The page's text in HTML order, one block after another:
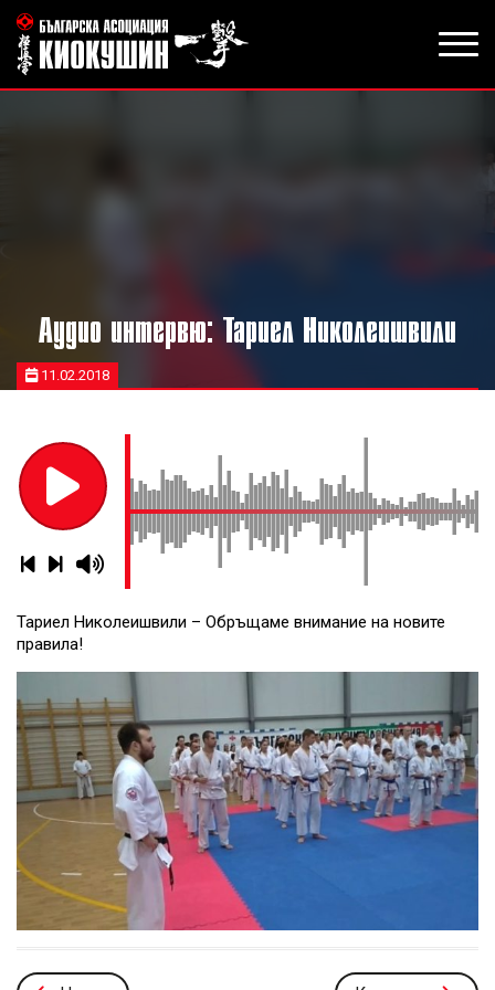
Аудио интервю: Тариел Николеишвили
11.02.2018
Тариел Николеишвили – Обръщаме внимание на новите
правила!